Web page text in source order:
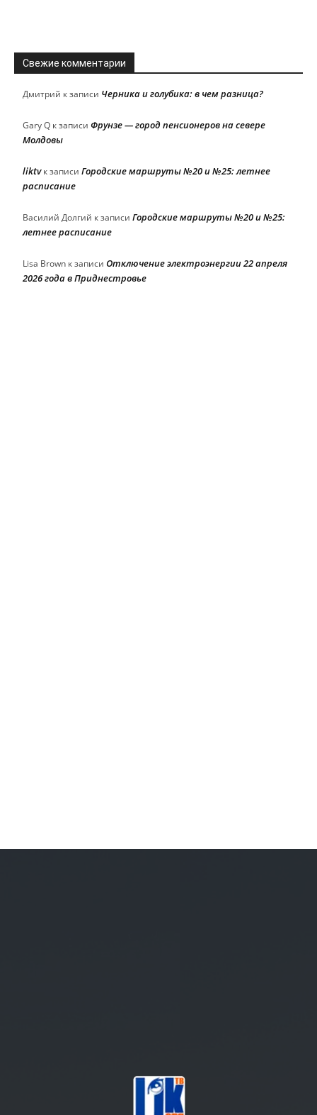
Свежие комментарии
Дмитрий к записи Черника и голубика: в чем разница?
Gary Q к записи Фрунзе — город пенсионеров на севере
Молдовы
liktvк записи Городские маршруты №20 и №25: летнее
расписание
Василий Долгий к записи Городские маршруты №20 и №25:
летнее расписание
Lisa Brown к записи Отключение электроэнергии 22 апреля
2026 года в Приднестровье